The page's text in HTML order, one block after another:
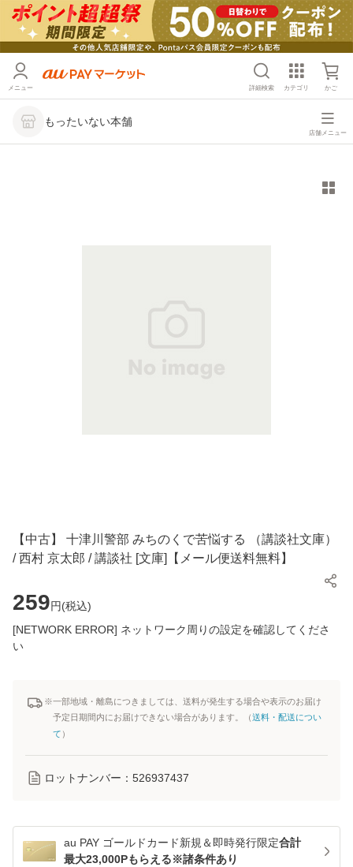
メニュー 詳細検索 カテゴリ かご
もったいない本舗
店舗メニュー
【中古】 十津川警部 みちのくで苦悩する （講談社文庫）
/ 西村 京太郎 / 講談社 [文庫]【メール便送料無料】
259円(税込)
[NETWORK ERROR] ネットワーク周りの設定を確認してくださ
い
※一部地域・離島につきましては、送料が発生する場合や表示のお届け
予定日期間内にお届けできない場合があります。（送料・配送につい
て ）
ロットナンバー： 526937437
au PAY ゴールドカード新規＆即時発行限定合計
最大23,000Pもらえる※諸条件あり